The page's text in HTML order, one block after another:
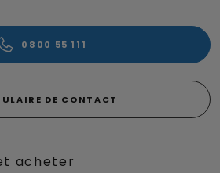
0800 55 111
DE CONTACT
acheter